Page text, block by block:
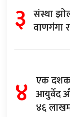
३ संस्था
वाणगंगा
४ एक
आयुर्वेद
४६